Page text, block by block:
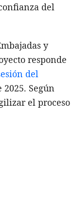
del
y
responde
del
Según
el proceso